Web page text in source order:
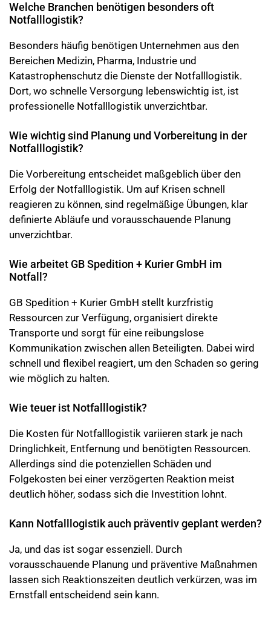
Welche Branchen benötigen besonders oft
Notfalllogistik?
Besonders häufig benötigen Unternehmen aus den
Bereichen Medizin, Pharma, Industrie und
Katastrophenschutz die Dienste der Notfalllogistik.
Dort, wo schnelle Versorgung lebenswichtig ist, ist
professionelle Notfalllogistik unverzichtbar.
Wie wichtig sind Planung und Vorbereitung in der
Notfalllogistik?
Die Vorbereitung entscheidet maßgeblich über den
Erfolg der Notfalllogistik. Um auf Krisen schnell
reagieren zu können, sind regelmäßige Übungen, klar
definierte Abläufe und vorausschauende Planung
unverzichtbar.
Wie arbeitet GB Spedition + Kurier GmbH im
Notfall?
GB Spedition + Kurier GmbH stellt kurzfristig
Ressourcen zur Verfügung, organisiert direkte
Transporte und sorgt für eine reibungslose
Kommunikation zwischen allen Beteiligten. Dabei wird
schnell und flexibel reagiert, um den Schaden so gering
wie möglich zu halten.
Wie teuer ist Notfalllogistik?
Die Kosten für Notfalllogistik variieren stark je nach
Dringlichkeit, Entfernung und benötigten Ressourcen.
Allerdings sind die potenziellen Schäden und
Folgekosten bei einer verzögerten Reaktion meist
deutlich höher, sodass sich die Investition lohnt.
Kann Notfalllogistik auch präventiv geplant werden?
Ja, und das ist sogar essenziell. Durch
vorausschauende Planung und präventive Maßnahmen
lassen sich Reaktionszeiten deutlich verkürzen, was im
Ernstfall entscheidend sein kann.